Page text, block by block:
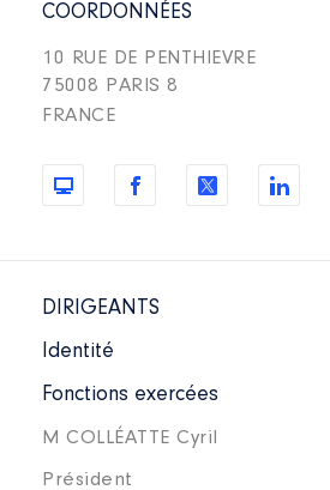
COORDONNÉES
10 RUE DE PENTHIEVRE
75008 PARIS 8
FRANCE
DIRIGEANTS
Identité
Fonctions exercées
M COLLÉATTE Cyril
Président